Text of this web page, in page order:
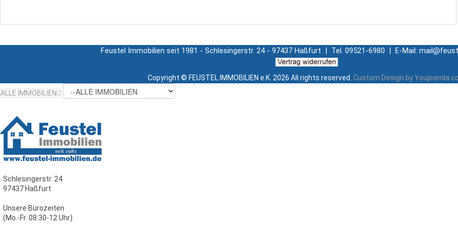
Feustel Immobilien seit 1981 - Schlesingerstr. 24 - 97437 Haßfurt | Tel. 09521-6980 | E-Mail:
Copyright © FEUSTEL IMMOBILIEN e.K. 2026 All rights reserved. Custom Design by
ALLE IMMOBILIEN
Schlesingerstr. 24
97437 Haßfurt
Unsere Bürozeiten
(Mo.-Fr. 08.30-12 Uhr)